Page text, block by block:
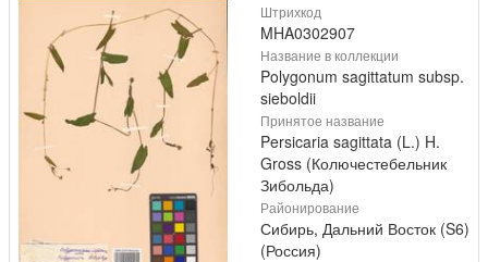
Штрихкод
MHA0302907
Название в коллекции
Polygonum sagittatum subsp.
sieboldii
Принятое название
Persicaria sagittata (L.) H.
Gross (Колючестебельник
Зибольда)
Районирование
Сибирь, Дальний Восток (S6)
(Россия)